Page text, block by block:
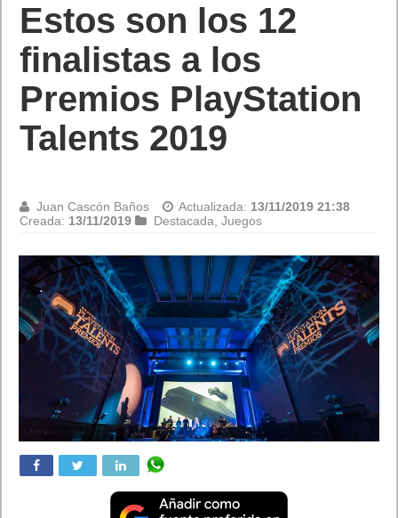
Big Things trae a
Madrid las carreras
mundiales de coches
autónomos de
Creada:13/11/2019 Destacada,Tecnología